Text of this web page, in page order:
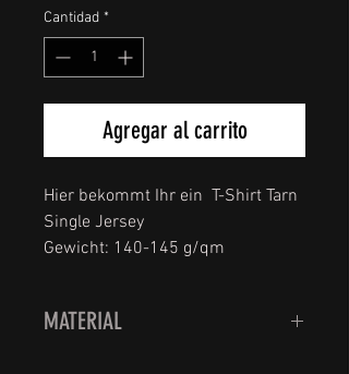
Cantidad *
Agregar al carrito
Hier bekommt Ihr ein T-Shirt Tarn
Single Jersey
Gewicht: 140-145 g/qm
MATERIAL